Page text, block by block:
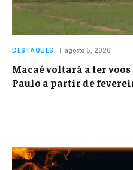
DESTAQUES agosto 5, 2026
Macaé voltará a ter
Paulo a partir de